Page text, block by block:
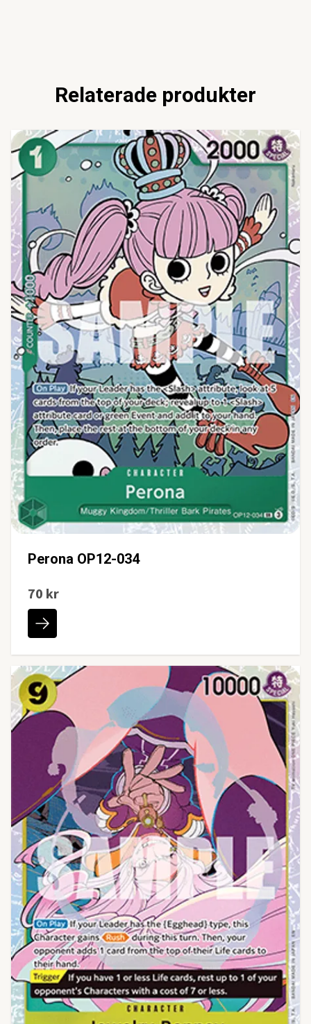
Relaterade produkter
Perona OP12-034
70 kr